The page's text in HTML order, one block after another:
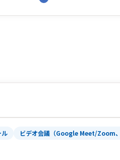
ル ビデオ会議（Google Meet/Zoom、